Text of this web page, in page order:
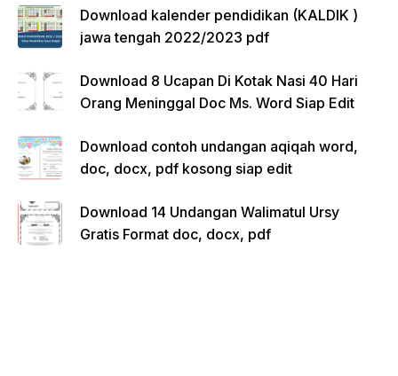
Download kalender pendidikan (KALDIK )
jawa tengah 2022/2023 pdf
Download 8 Ucapan Di Kotak Nasi 40 Hari
Orang Meninggal Doc Ms. Word Siap Edit
Download contoh undangan aqiqah word,
doc, docx, pdf kosong siap edit
Download 14 Undangan Walimatul Ursy
Gratis Format doc, docx, pdf